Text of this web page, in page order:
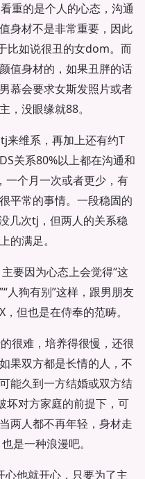
重的是个人的心态，沟通
身材不是非常重要，因此
比如说很丑的女dom。而
值身材的，如果丑胖的话
慕会要求女斯发照片或者
，没眼缘就88。
来维系，再加上还有约T
关系80%以上都在沟通和
一个月一次或者更少，有
平常的事情。一段稳固的
几次tj，但两人的关系稳
的满足。
要因为心态上会觉得“这
人狗有别”这样，跟男朋友
但也是在侍奉的范畴。
很难，培养得很慢，还很
果双方都是长情的人，不
能久到一方结婚或双方结
坏对方家庭的前提下，可
两人都不再年轻，身材走
是一种浪漫吧。
他就开心，只要为了主